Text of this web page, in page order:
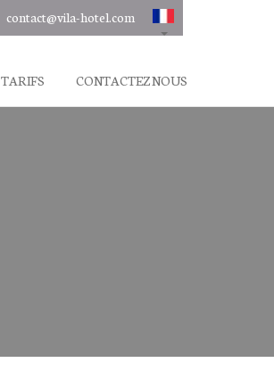
contact@vila-hotel.com
TARIFS CONTACTEZ NOUS